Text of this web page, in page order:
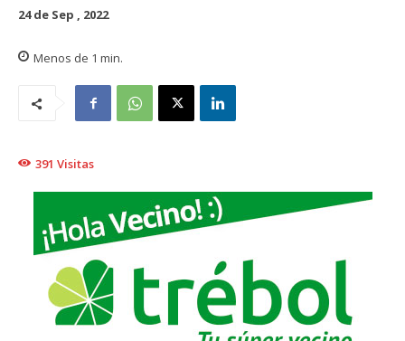
24 de Sep , 2022
Menos de 1 min.
391 Visitas